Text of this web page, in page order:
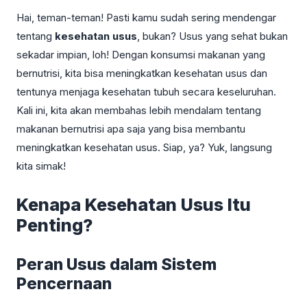
Hai, teman-teman! Pasti kamu sudah sering mendengar
tentang kesehatan usus, bukan? Usus yang sehat bukan
sekadar impian, loh! Dengan konsumsi makanan yang
bernutrisi, kita bisa meningkatkan kesehatan usus dan
tentunya menjaga kesehatan tubuh secara keseluruhan.
Kali ini, kita akan membahas lebih mendalam tentang
makanan bernutrisi apa saja yang bisa membantu
meningkatkan kesehatan usus. Siap, ya? Yuk, langsung
kita simak!
Kenapa Kesehatan Usus Itu
Penting?
Peran Usus dalam Sistem
Pencernaan